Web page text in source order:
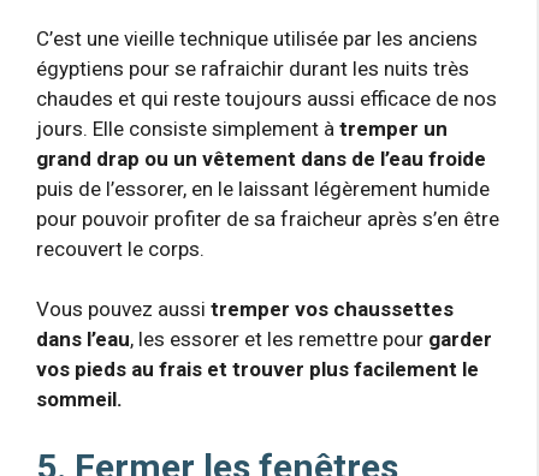
C’est une vieille technique utilisée par les anciens
égyptiens pour se rafraichir durant les nuits très
chaudes et qui reste toujours aussi efficace de nos
jours. Elle consiste simplement à tremper un
grand drap ou un vêtement dans de l’eau froide
puis de l’essorer, en le laissant légèrement humide
pour pouvoir profiter de sa fraicheur après s’en être
recouvert le corps.
Vous pouvez aussi tremper vos chaussettes
dans l’eau, les essorer et les remettre pour garder
vos pieds au frais et trouver plus facilement le
sommeil.
5. Fermer les fenêtres